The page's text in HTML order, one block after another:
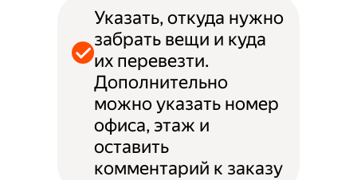
Указать, откуда нужно
забрать вещи и куда
их перевезти.
Дополнительно
можно указать номер
офиса, этаж и
оставить
комментарий к заказу